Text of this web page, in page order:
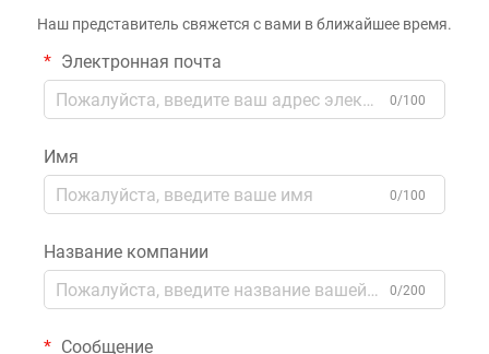
Наш представитель свяжется с вами в ближайшее время.
Электронная почта
0/100
Имя
0/100
Название компании
0/200
Сообщение